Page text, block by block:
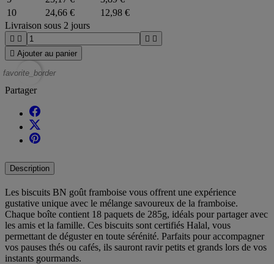
10
24,66 €
12,98 €
Livraison sous 2 jours
   
 Ajouter au panier
favorite_border
Partager
Description
Les biscuits BN goût framboise vous offrent une expérience
gustative unique avec le mélange savoureux de la framboise.
Chaque boîte contient 18 paquets de 285g, idéals pour partager avec
les amis et la famille. Ces biscuits sont certifiés Halal, vous
permettant de déguster en toute sérénité. Parfaits pour accompagner
vos pauses thés ou cafés, ils sauront ravir petits et grands lors de vos
instants gourmands.